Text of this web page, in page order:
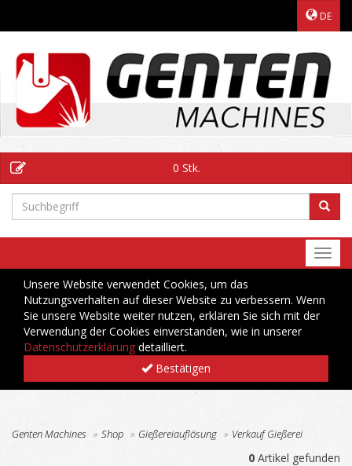
DE
0 Stk.
Unsere Website verwendet Cookies, um das
Nutzungsverhalten auf dieser Website zu verbessern. Wenn
Sie unsere Website weiter nutzen, erklären Sie sich mit der
Verwendung der Cookies einverstanden, wie in unserer
Datenschutzerklärung detailliert.
Bestätigen
Genten Machines Shop Gießereiauflösung Verkauf Gießerei
0 Artikel gefunden